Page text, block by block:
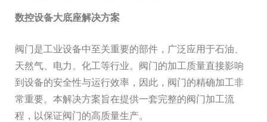
数控设备大底座解决方案
阀门是工业设备中至关重要的部件，广泛应用于石油、
天然气、电力、化工等行业。阀门的加工质量直接影响
到设备的安全性与运行效率，因此，阀门的精确加工非
常重要。本解决方案旨在提供一套完整的阀门加工流
程，以保证阀门的高质量生产。